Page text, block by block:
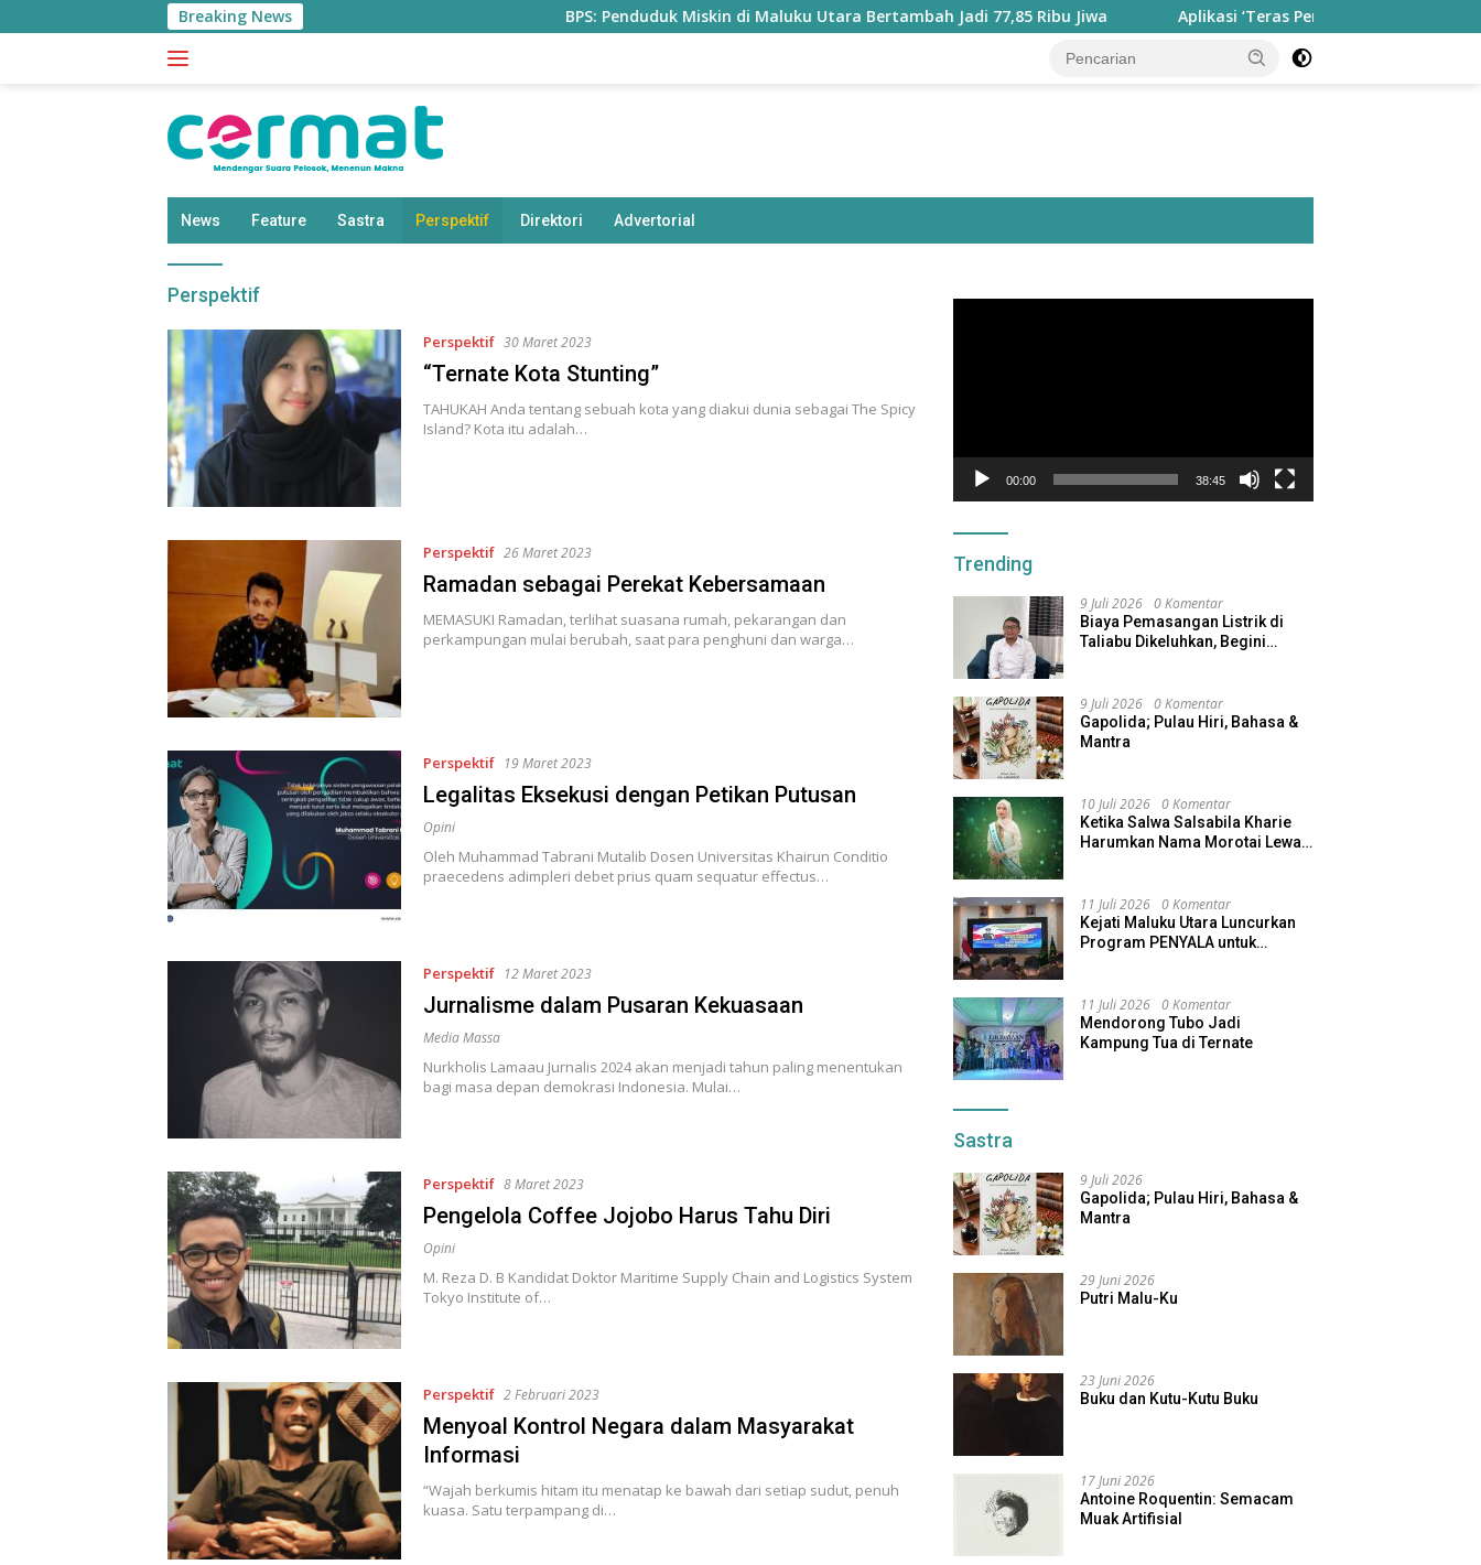
ke
Breaking News BPS: Penduduk Miskin di Maluku Utara Bertambah Jadi 77,85 Ribu Jiwa Aplikasi ‘Teras Pendidikan’ Disiapkan untuk
News Feature Sastra Perspektif Direktori Advertorial
Perspektif
Perspektif 30 Maret 2023
“Ternate Kota Stunting”
TAHUKAH Anda tentang sebuah kota yang diakui dunia sebagai The Spicy
Island? Kota itu adalah…
Perspektif 26 Maret 2023
Ramadan sebagai Perekat Kebersamaan
MEMASUKI Ramadan, terlihat suasana rumah, pekarangan dan
perkampungan mulai berubah, saat para penghuni dan warga…
Perspektif 19 Maret 2023
Legalitas Eksekusi dengan Petikan Putusan
Opini
Oleh Muhammad Tabrani Mutalib Dosen Universitas Khairun Conditio
praecedens adimpleri debet prius quam sequatur effectus…
Perspektif 12 Maret 2023
Jurnalisme dalam Pusaran Kekuasaan
Media Massa
Nurkholis Lamaau Jurnalis 2024 akan menjadi tahun paling menentukan
bagi masa depan demokrasi Indonesia. Mulai…
Perspektif 8 Maret 2023
Pengelola Coffee Jojobo Harus Tahu Diri
Opini
M. Reza D. B Kandidat Doktor Maritime Supply Chain and Logistics System
Tokyo Institute of…
Perspektif 2 Februari 2023
Menyoal Kontrol Negara dalam Masyarakat
Informasi
“Wajah berkumis hitam itu menatap ke bawah dari setiap sudut, penuh
kuasa. Satu terpampang di…
00:00 38:45
Trending
9 Juli 2026 0 Komentar
Biaya Pemasangan Listrik di
Taliabu Dikeluhkan, Begini
9 Juli 2026 0 Komentar
Gapolida; Pulau Hiri, Bahasa &
Mantra
10 Juli 2026 0 Komentar
Ketika Salwa Salsabila Kharie
Harumkan Nama Morotai Lewat
11 Juli 2026 0 Komentar
Kejati Maluku Utara Luncurkan
Program PENYALA untuk
11 Juli 2026 0 Komentar
Mendorong Tubo Jadi
Kampung Tua di Ternate
Sastra
9 Juli 2026
Gapolida; Pulau Hiri, Bahasa &
Mantra
29 Juni 2026
Putri Malu-Ku
23 Juni 2026
Buku dan Kutu-Kutu Buku
17 Juni 2026
Antoine Roquentin: Semacam
Muak Artifisial